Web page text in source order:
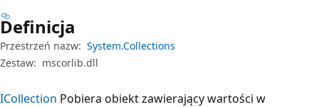
Definicja
Przestrzeń nazw: System.Collections
Zestaw: mscorlib.dll
ICollection Pobiera obiekt zawierający wartości w